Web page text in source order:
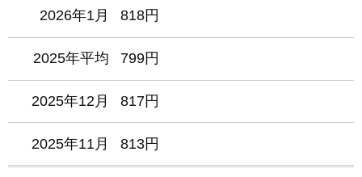
2026年1月 818円
2025年平均 799円
2025年12月 817円
2025年11月 813円